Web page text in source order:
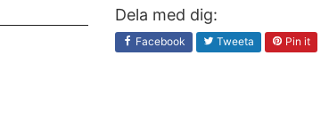
Dela med dig:
Facebook Tweeta Pin it